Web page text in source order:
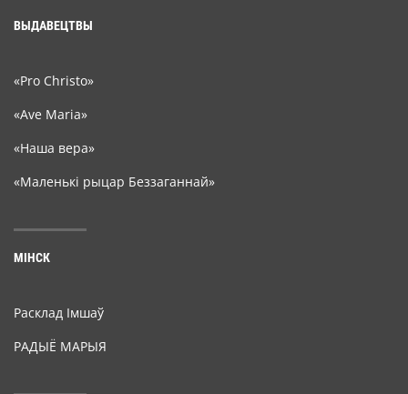
ВЫДАВЕЦТВЫ
«Pro Christo»
«Ave Maria»
«Наша вера»
«Маленькі рыцар Беззаганнай»
МІНСК
Расклад Імшаў
РАДЫЁ МАРЫЯ